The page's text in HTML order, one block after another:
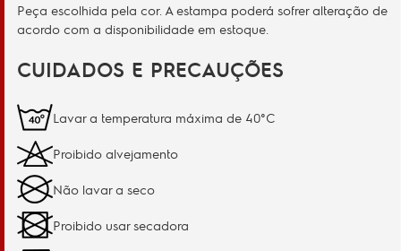
Peça escolhida pela cor. A estampa poderá sofrer alteração de
acordo com a disponibilidade em estoque.
CUIDADOS E PRECAUÇÕES
Lavar a temperatura máxima de 40°C
Proibido alvejamento
Não lavar a seco
Proibido usar secadora